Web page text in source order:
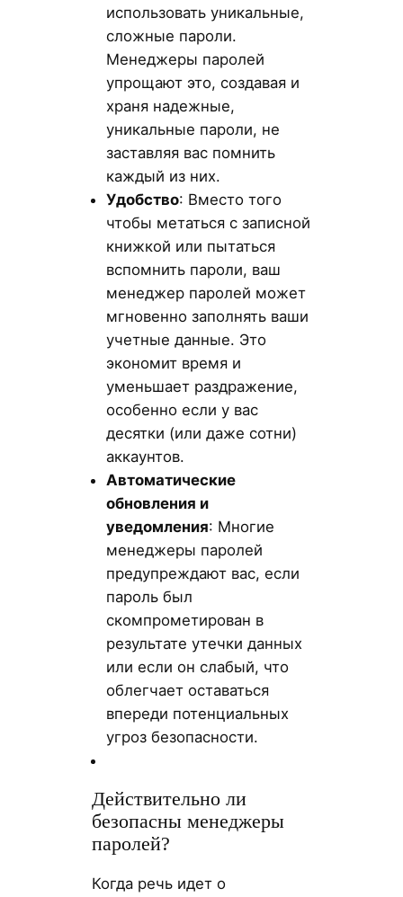
использовать уникальные,
сложные пароли.
Менеджеры паролей
упрощают это, создавая и
храня надежные,
уникальные пароли, не
заставляя вас помнить
каждый из них.
Удобство: Вместо того
чтобы метаться с записной
книжкой или пытаться
вспомнить пароли, ваш
менеджер паролей может
мгновенно заполнять ваши
учетные данные. Это
экономит время и
уменьшает раздражение,
особенно если у вас
десятки (или даже сотни)
аккаунтов.
Автоматические
обновления и
уведомления: Многие
менеджеры паролей
предупреждают вас, если
пароль был
скомпрометирован в
результате утечки данных
или если он слабый, что
облегчает оставаться
впереди потенциальных
угроз безопасности.
Действительно ли
безопасны менеджеры
паролей?
Когда речь идет о